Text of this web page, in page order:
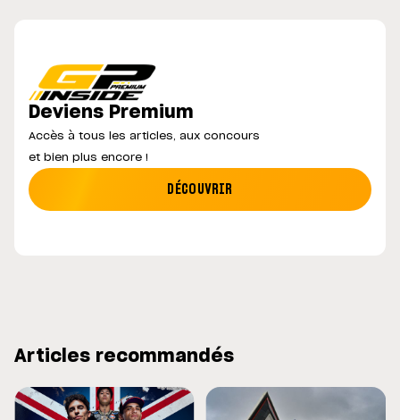
Deviens Premium
Accès à tous les articles, aux concours
et bien plus encore !
DÉCOUVRIR
Articles recommandés